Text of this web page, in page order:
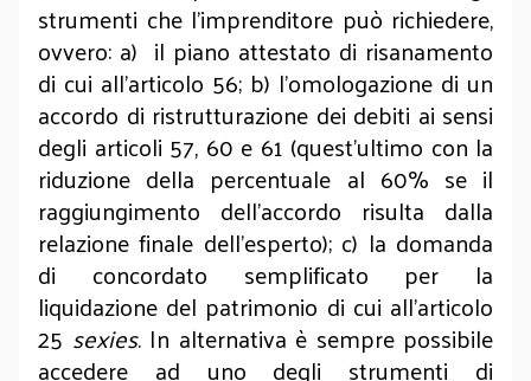
strumenti che l'imprenditore può richiedere,
ovvero: a) il piano attestato di risanamento
di cui all'articolo 56; b) l'omologazione di un
accordo di ristrutturazione dei debiti ai sensi
degli articoli 57, 60 e 61 (quest’ultimo con la
riduzione della percentuale al 60% se il
raggiungimento dell'accordo risulta dalla
relazione finale dell'esperto); c) la domanda
di concordato semplificato per la
liquidazione del patrimonio di cui all'articolo
25 sexies. In alternativa è sempre possibile
accedere ad uno degli strumenti di